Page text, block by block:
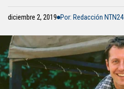
diciembre 2, 2019 Por: Redacción NTN24